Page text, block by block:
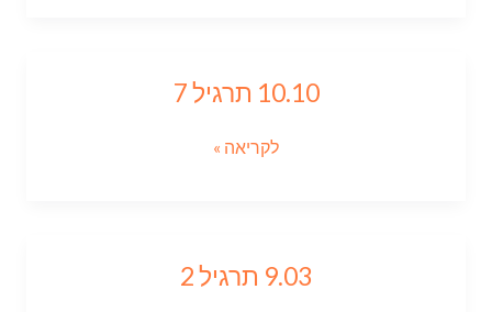
10.10 תרגיל 710.10
7
לקריאה »
9.03 תרגיל 29.03